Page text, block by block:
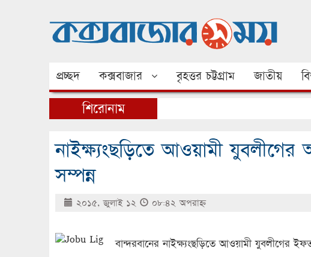
প্রচ্ছদ কক্সবাজার বৃহত্তর চট্টগ্রাম জাতীয়
শিরোনাম
নাইক্ষ্যংছড়িতে আওয়ামী
সম্পন্ন
২০১৫, জুলাই ১২ ০৮:৪২ অপরাহ্ণ
বান্দরবানের নাইক্ষ্যংছড়িতে আওয়ামী যুবলীগের